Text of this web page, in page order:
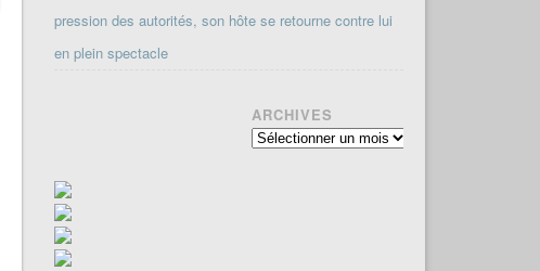
pression des autorités, son hôte se retourne contre lui
en plein spectacle
ARCHIVES
Archives